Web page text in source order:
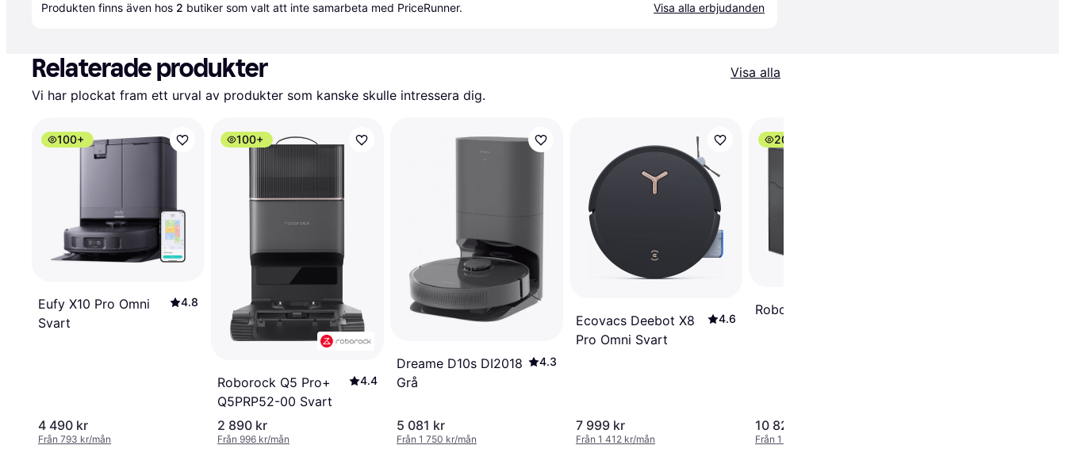
Produkten finns även hos 2 butiker som valt att inte samarbeta med PriceRunner. Visa alla erbjudanden
Relaterade produkter
Visa alla
Vi har plockat fram ett urval av produkter som kanske skulle intressera dig.
100+
Eufy X10 Pro Omni
Svart
4.8
4 490 kr
Från 793 kr/mån
100+
Roborock Q5 Pro+
Q5PRP52-00 Svart
4.4
2 890 kr
Från 996 kr/mån
Dreame D10s DI2018
Grå
4.3
5 081 kr
Från 1 750 kr/mån
Ecovacs Deebot X8
Pro Omni Svart
4.6
7 999 kr
Från 1 412 kr/mån
200+
Roborock Saros 10 Svart
10 829 kr
Från 1 911 kr/mån